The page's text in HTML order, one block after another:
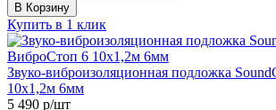
В Корзину
Купить в 1 клик
Звуко-виброизоляционная подложка
10х1,2м 6мм
5 490 р/шт